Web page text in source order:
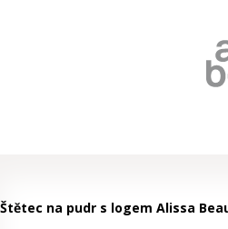
Štětec na pudr s logem Alissa